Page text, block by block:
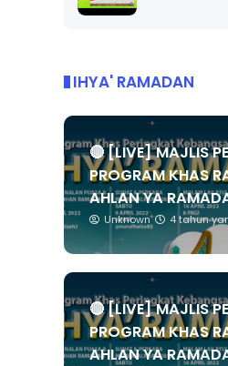
IHYA' RAMADAN
🔴 [LIVE] MAJLIS
PROGRAM KHAS
AHLAN YA
Unknown 4 tahun
🔴 [LIVE] MAJLIS
PROGRAM KHAS
AHLAN YA